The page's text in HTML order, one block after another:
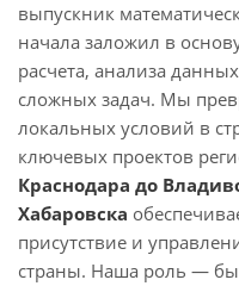
выпускник
начала заложил в
расчета, анализа
сложных задач. Мы
локальных условий в
ключевых проектов
Краснодара до
Хабаровска
присутствие и
страны. Наша роль —